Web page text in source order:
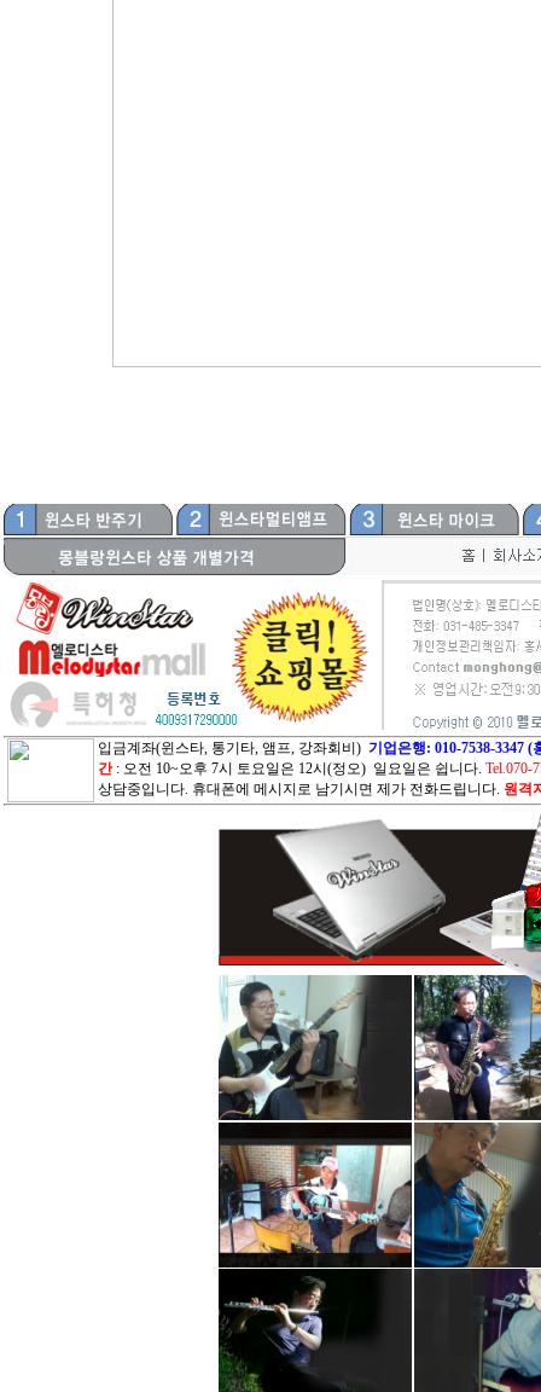
입금계좌(윈스타, 통기타, 앰프, 강좌회비) 기업은행: 010-7538-3347
간 : 오전 10~오후 7시 토요일은 12시(정오) 일요일은 쉽니다. Tel.070-
상담중입니다. 휴대폰에 메시지로 남기시면 제가 전화드립니다. 원격